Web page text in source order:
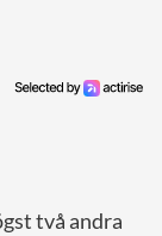
två andra